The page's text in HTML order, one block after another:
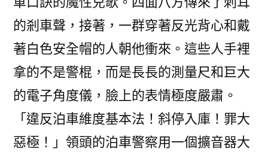
的剎車聲，接著，一群穿著反光背心和戴
著白色安全帽的人朝他衝來。這些人手裡
拿的不是警棍，而是長長的測量尺和巨大
的電子角度儀，臉上的表情極度嚴肅。
「違反泊車維度基本法！斜停入庫！罪大
惡極！」領頭的泊車警察用一個擴音器大